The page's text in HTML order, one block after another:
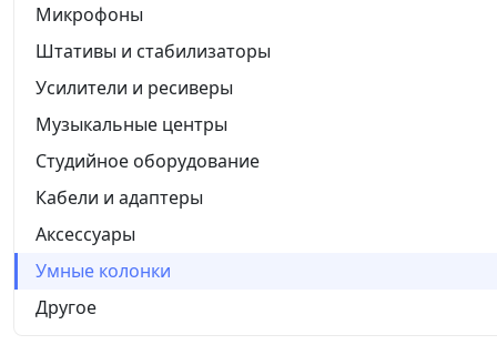
Микрофоны
Штативы и стабилизаторы
Усилители и ресиверы
Музыкальные центры
Студийное оборудование
Кабели и адаптеры
Аксессуары
Умные колонки
Другое